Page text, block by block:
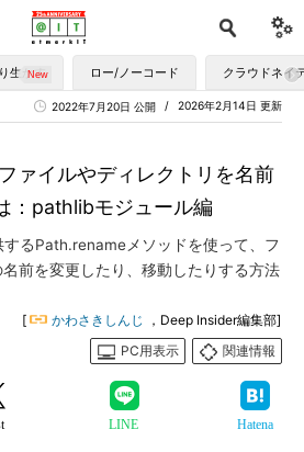
生かす ロー/ノーコード クラウドネイ
2026年2月14日 更新
2022年7月20日 公開
ァイルやディレクトリを名前
：pathlibモジュール編
るPath.renameメソッドを使って、フ
前を変更したり、移動したりする方法
[ かわさきしんじ
，Deep Insider編集部]
PC用表示
関連情報
LINE Hatena